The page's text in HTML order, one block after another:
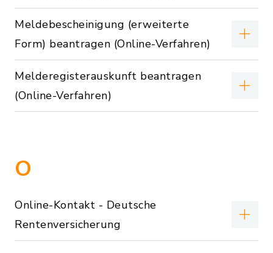
Meldebescheinigung (erweiterte
Form) beantragen (Online-Verfahren)
Melderegisterauskunft beantragen
(Online-Verfahren)
O
Online-Kontakt - Deutsche
Rentenversicherung